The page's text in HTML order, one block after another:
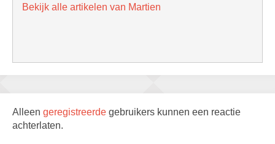
Bekijk alle artikelen van Martien
Alleen geregistreerde gebruikers kunnen een reactie
achterlaten.